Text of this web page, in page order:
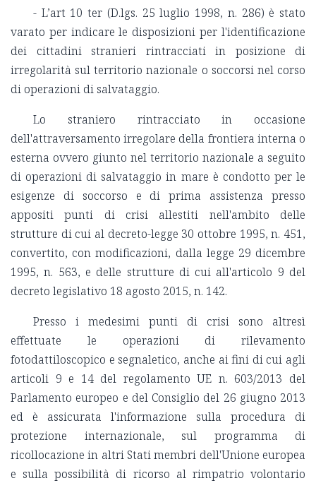
- L’art 10 ter (D.lgs. 25 luglio 1998, n. 286) è stato
varato per indicare le disposizioni per l'identificazione
dei cittadini stranieri rintracciati in posizione di
irregolarità sul territorio nazionale o soccorsi nel corso
di operazioni di salvataggio.
Lo straniero rintracciato in occasione
dell'attraversamento irregolare della frontiera interna o
esterna ovvero giunto nel territorio nazionale a seguito
di operazioni di salvataggio in mare è condotto per le
esigenze di soccorso e di prima assistenza presso
appositi punti di crisi allestiti nell'ambito delle
strutture di cui al decreto-legge 30 ottobre 1995, n. 451,
convertito, con modificazioni, dalla legge 29 dicembre
1995, n. 563, e delle strutture di cui all'articolo 9 del
decreto legislativo 18 agosto 2015, n. 142.
Presso i medesimi punti di crisi sono altresì
effettuate le operazioni di rilevamento
fotodattiloscopico e segnaletico, anche ai fini di cui agli
articoli 9 e 14 del regolamento UE n. 603/2013 del
Parlamento europeo e del Consiglio del 26 giugno 2013
ed è assicurata l'informazione sulla procedura di
protezione internazionale, sul programma di
ricollocazione in altri Stati membri dell'Unione europea
e sulla possibilità di ricorso al rimpatrio volontario